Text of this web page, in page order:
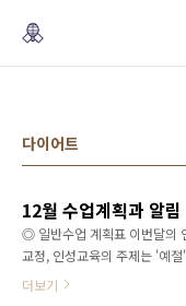
다이어트
12월 수업계획과 알림
◎ 일반수업 계획표 이번달의
교정, 인성교육의 주제는 '예
투, 행동등에 예절의 '모양'에
더보기